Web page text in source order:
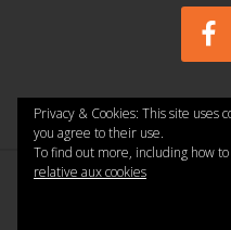
Privacy & Cookies: This site uses
you agree to their use.
To find out more, including how
relative aux cookies